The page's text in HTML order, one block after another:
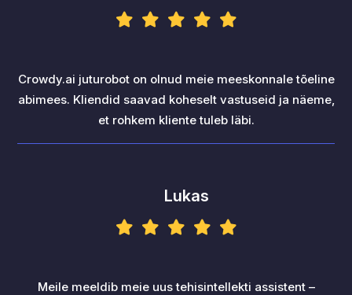
Crowdy.ai juturobot on olnud meie meeskonnale tõeline
abimees. Kliendid saavad koheselt vastuseid ja näeme,
et rohkem kliente tuleb läbi.
Lukas
Meile meeldib meie uus tehisintellekti assistent –